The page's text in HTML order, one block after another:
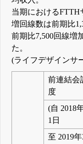
当期における
増回線数は前期比
前期比7,500回線増
た。
(ライフデザインサ
前連結会
度
(自 2018
1日
至 2019年